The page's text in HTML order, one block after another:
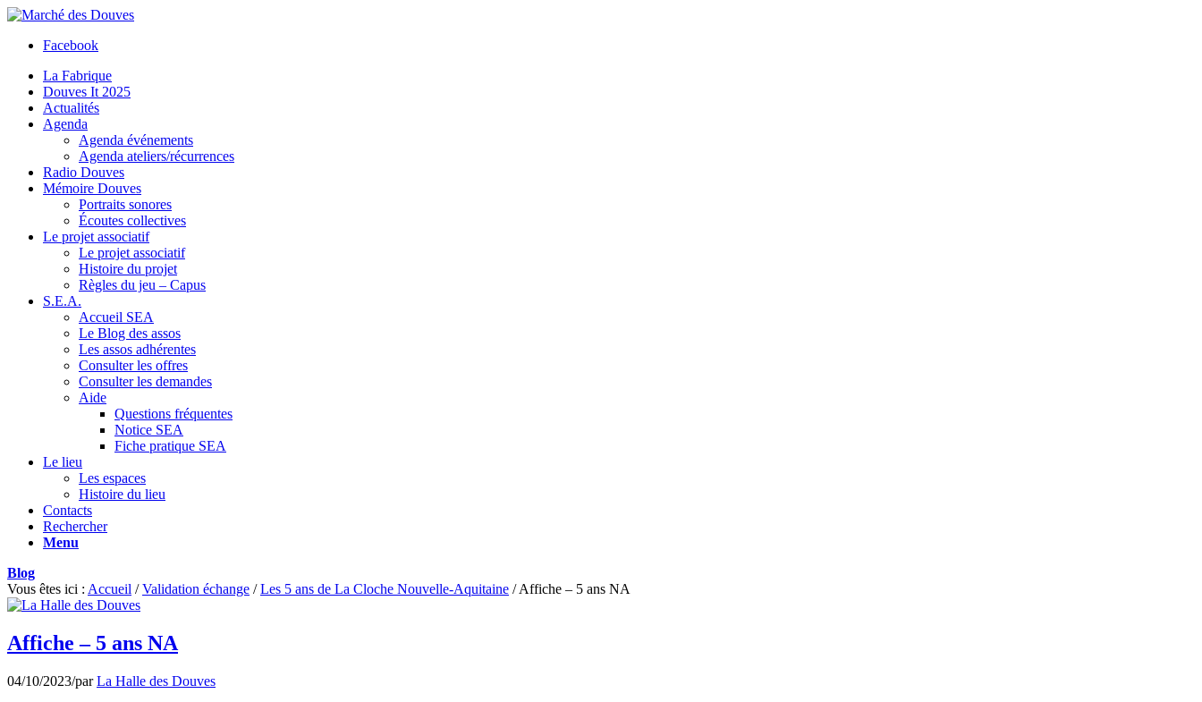
Facebook
La Fabrique
Douves It 2025
Actualités
Agenda
Agenda événements
Agenda ateliers/récurrences
Radio Douves
Mémoire Douves
Portraits sonores
Écoutes collectives
Le projet associatif
Le projet associatif
Histoire du projet
Règles du jeu – Capus
S.E.A.
Accueil SEA
Le Blog des assos
Les assos adhérentes
Consulter les offres
Consulter les demandes
Aide
Questions fréquentes
Notice SEA
Fiche pratique SEA
Le lieu
Les espaces
Histoire du lieu
Contacts
Rechercher
Menu
Blog
Vous êtes ici : Accueil / Validation échange / Les 5 ans de La Cloche Nouvelle-Aquitaine / Affiche – 5 ans NA
Affiche – 5 ans NA
04/10/2023/parLa Halle des Douves